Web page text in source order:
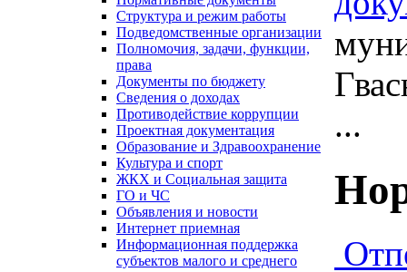
Структура и режим работы
Подведомственные организации
Полномочия, задачи, функции,
права
Документы по бюджету
Сведения о доходах
Противодействие коррупции
Проектная документация
Образование и Здравоохранение
Культура и спорт
ЖКХ и Социальная защита
ГО и ЧС
Объявления и новости
Интернет приемная
Информационная поддержка
субъектов малого и среднего
...